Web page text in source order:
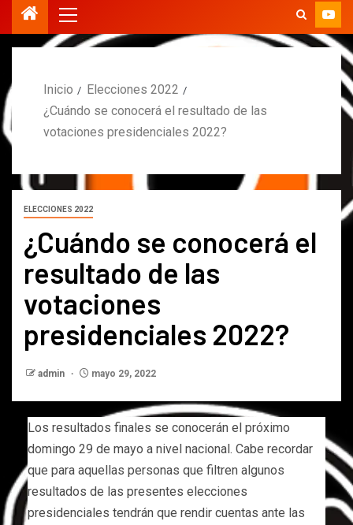
Inicio
Elecciones 2022
¿Cuándo se conocerá el resultado de las
votaciones presidenciales 2022?
ELECCIONES 2022
¿Cuándo se conocerá el
resultado de las
votaciones
presidenciales 2022?
admin mayo 29, 2022
Los resultados finales se conocerán el próximo
domingo 29 de mayo a nivel nacional. Cabe recordar
que para aquellas personas que filtren algunos
resultados de las presentes elecciones
presidenciales tendrán que rendir cuentas ante las